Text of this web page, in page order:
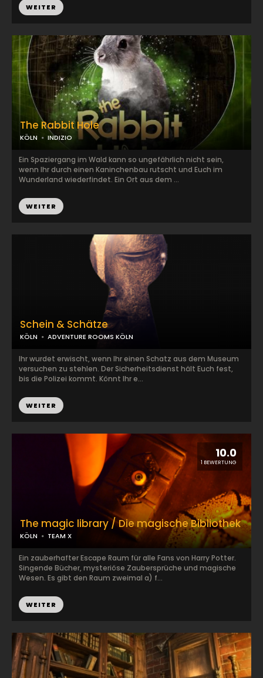
WEITER
The Rabbit Hole
KÖLN INDIZIO
Ein Spaziergang im Wald kann so ungefährlich nicht sein,
wenn Ihr durch einen Kaninchenbau rutscht und Euch im
Wunderland wiederfindet. Ein Ort aus dem ...
WEITER
Schein & Schätze
KÖLN ADVENTURE ROOMS KÖLN
Ihr wurdet erwischt, wenn Ihr einen Schatz aus dem Museum
versuchen zu stehlen. Der Sicherheitsdienst hält Euch fest,
bis die Polizei kommt. Könnt Ihr e...
WEITER
10.0
1 BEWERTUNG
The magic library / Die magische Bibliothek
KÖLN TEAM X
Ein zauberhafter Escape Raum für alle Fans von Harry Potter.
Singende Bücher, mysteriöse Zaubersprüche und magische
Wesen. Es gibt den Raum zweimal a) f...
WEITER